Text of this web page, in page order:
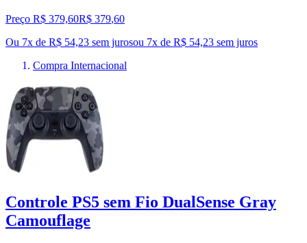
Preço R$ 379,60R$ 379,60
Ou 7x de R$ 54,23 sem jurosou 7x de R$ 54,23 sem juros
Compra Internacional
Controle PS5 sem Fio DualSense Gray
Camouflage